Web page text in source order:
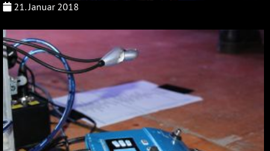
21. Januar 2018